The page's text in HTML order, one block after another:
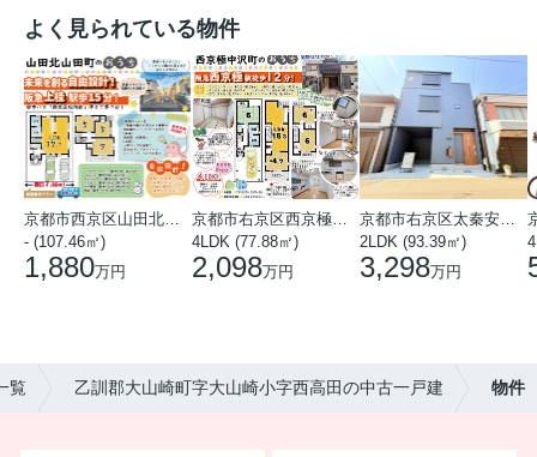
よく見られている物件
- (107.46㎡)
1,880万円
4LDK (77.88㎡)
2,098万円
2LDK (93.39㎡)
3,298万円
覧 乙訓郡大山崎町字大山崎小字西高田の中古一戸建 物件